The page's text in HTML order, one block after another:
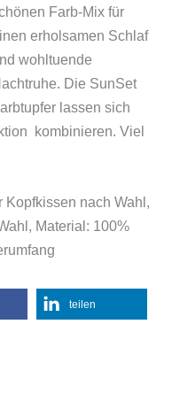
Farb-Mix für
erholsamen Schlaf
wohltuende
Die SunSet
lassen sich
kombinieren. Viel
Kopfkissen nach Wahl,
Material: 100%
teilen